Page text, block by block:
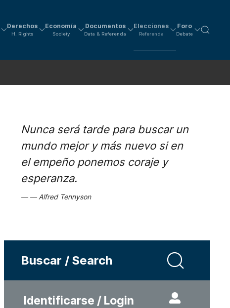
Derechos
H. Rights
Economía
Society
Documentos
Data & Referenda
Elecciones
Referenda
Foro
Debate
Nunca será tarde para buscar un
mundo mejor y más nuevo si en
el empeño ponemos coraje y
esperanza.
Alfred Tennyson
Buscar / Search
Identificarse / Login